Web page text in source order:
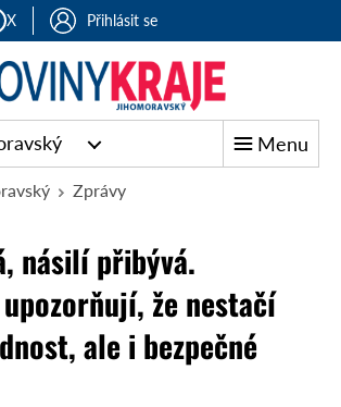
X Přihlásit se
Menu
Zprávy
násilí přibývá.
že nestačí
ale i bezpečné